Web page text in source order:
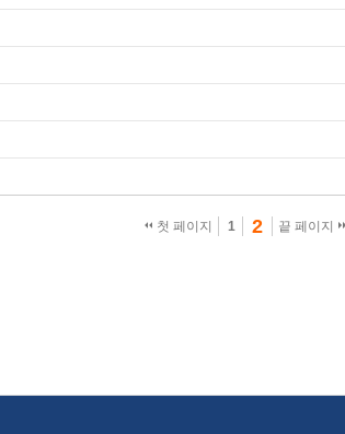
첫 페이지 1 2 끝 페이지